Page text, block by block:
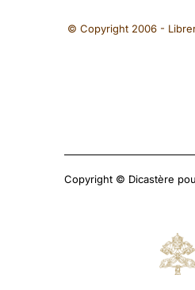
© Copyright 2006 -
Copyright © Dicastère